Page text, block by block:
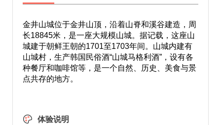
金井山城位于金井山顶，沿着山脊和溪谷建造，周
长18845米，是一座大规模山城。据记载，这座山
城建于朝鲜王朝的1701至1703年间。山城内建有
山城村，生产韩国民俗酒“山城马格利酒”，设有各
种餐厅和咖啡馆等，是一个自然、历史、美食与景
点共存的地方。
体验说明